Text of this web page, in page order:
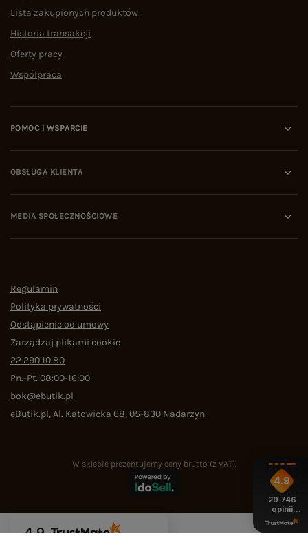
Lista zakupionych produktów
Historia transakcji
Oferty pracy
Współpraca
POMOC I WSPARCIE
OBSŁUGA KLIENTA
MEDIA SPOŁECZNOŚCIOWE
Regulamin
Polityka prywatności
Odstąpienie od umowy
Zarządzaj plikami cookie
22 290 10 80
Pn.-Pt. 08:00-16:00
bok@ebutik.pl
eButik.pl,Al. Katowicka 68,05-830 Nadarzyn
W sklepie prezentujemy ceny brutto (z VAT).
4.9
29 746
opinii
z całego